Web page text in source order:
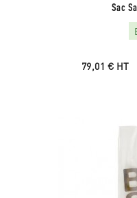
Sac
79,01 € HT